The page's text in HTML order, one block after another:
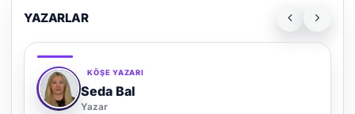
YAZARLAR
KÖŞE YAZARI
Adem Demir
Yazar